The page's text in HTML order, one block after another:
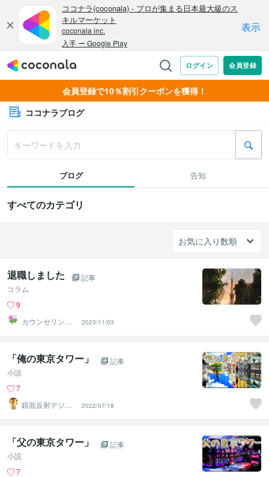
会員登録で10％割引クーポンを獲得！
ココナラブログ
ブログ 告知
すべてのカテゴリ
退職しました
記事
コラム
9
カウンセリング
花笑み
2023/11/03
「俺の東京タワー」
記事
小説
7
鏡面反射デジタ
ルアート製作所
（鈴木穣）
2022/07/18
「父の東京タワー」
記事
小説
7